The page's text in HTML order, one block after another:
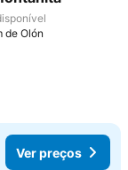
favoritos
de Olón
Ver preços